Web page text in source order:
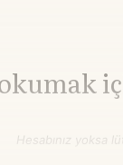
okumak
Hesabınız yoksa